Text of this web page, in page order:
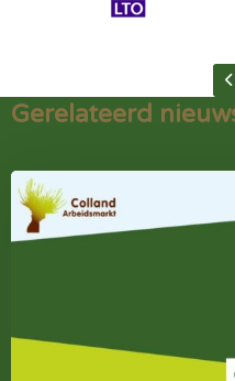
Gerelateerd
Lees
meer
over
Arbeidsmarkt